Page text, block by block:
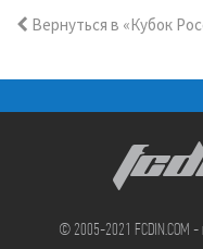
Вернуться в «Кубок
© 2005-2021 FCDIN.COM